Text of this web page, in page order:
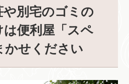
や別宅のゴミの
は便利屋「スペ
かせください